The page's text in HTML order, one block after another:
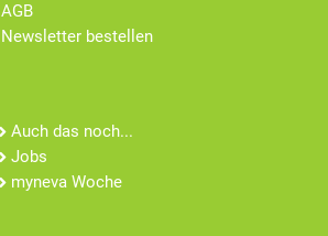
AGB
Newsletter bestellen
Auch das noch...
Jobs
myneva Woche